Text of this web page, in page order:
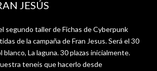
JESÚS
segundo taller de Fichas de Cyberpunk
de la campaña de Fran Jesus. Será el 30
blanco, La laguna. 30 plazas inicialmente.
teneis que hacerlo desde